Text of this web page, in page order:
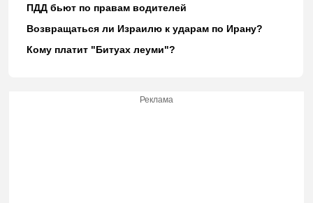
ПДД бьют по правам водителей
Возвращаться ли Израилю к ударам по Ирану?
Кому платит "Битуах леуми"?
Реклама